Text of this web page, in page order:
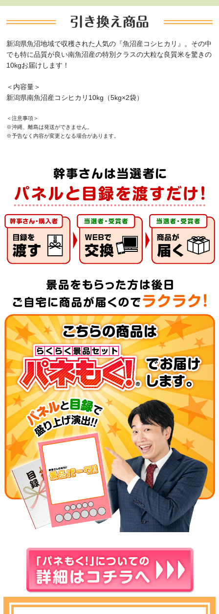
新潟県魚沼地域で収穫された人気の『魚沼産コシヒカリ』。その中
でも特に品質が良い南魚沼産の特別クラスの大粒な良質米を驚きの
10kgお届けします！
＜内容量＞
新潟県南魚沼産コシヒカリ10kg（5kg×2袋）
＜注意事項＞
※沖縄、離島は発送ができません。
※予告なく内容が変更となる場合があります。